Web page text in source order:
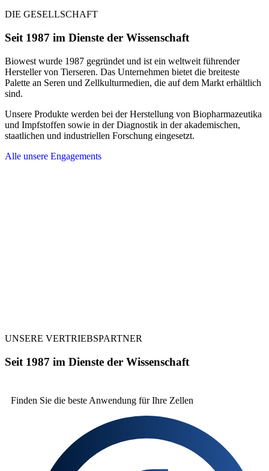
DIE GESELLSCHAFT
Seit 1987 im Dienste der Wissenschaft
Biowest wurde 1987 gegründet und ist ein weltweit führender
Hersteller von Tierseren. Das Unternehmen bietet die breiteste
Palette an Seren und Zellkulturmedien, die auf dem Markt erhältlich
sind.
Unsere Produkte werden bei der Herstellung von Biopharmazeutika
und Impfstoffen sowie in der Diagnostik in der akademischen,
staatlichen und industriellen Forschung eingesetzt.
Alle unsere Engagements
UNSERE VERTRIEBSPARTNER
Seit 1987 im Dienste der Wissenschaft
Finden Sie die beste Anwendung für Ihre Zellen